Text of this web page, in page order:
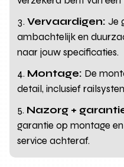
Vervaardigen: Je
ambachtelijk en
naar jouw specificaties.
Montage: De
detail, inclusief
Nazorg +
garantie op montage
service achteraf.